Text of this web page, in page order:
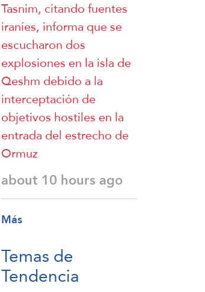
Tasnim, citando fuentes
iraníes, informa que se
escucharon dos
explosiones en la isla de
Qeshm debido a la
interceptación de
objetivos hostiles en la
entrada del estrecho de
Ormuz
about 10 hours ago
Más
Temas de
Tendencia